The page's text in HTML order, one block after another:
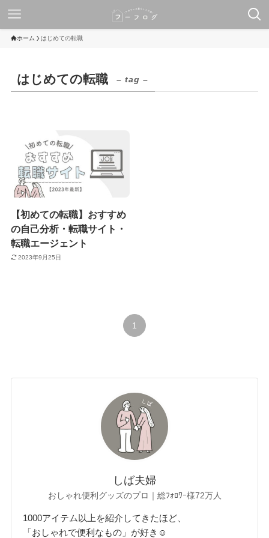
ホーム はじめての転職
はじめての転職 – tag –
【初めての転職】おすすめ
の自己分析・転職サイト・
転職エージェント
2023年9月25日
1
しば夫婦
おしゃれ便利グッズのプロ｜総ﾌｫﾛﾜｰ様72万人
1000アイテム以上を紹介してきたほど、
「おしゃれで便利なもの」が好き☺︎